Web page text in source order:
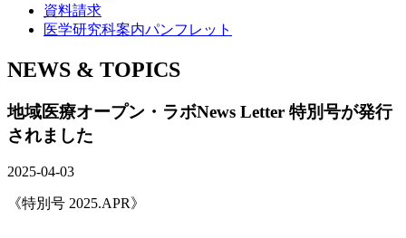
資料請求
医学研究科案内パンフレット
NEWS & TOPICS
地域医療オープン・ラボNews Letter 特別号が発行
されました
2025-04-03
《特別号 2025.APR》